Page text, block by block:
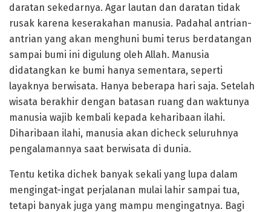
daratan sekedarnya. Agar lautan dan daratan tidak
rusak karena keserakahan manusia. Padahal antrian-
antrian yang akan menghuni bumi terus berdatangan
sampai bumi ini digulung oleh Allah. Manusia
didatangkan ke bumi hanya sementara, seperti
layaknya berwisata. Hanya beberapa hari saja. Setelah
wisata berakhir dengan batasan ruang dan waktunya
manusia wajib kembali kepada keharibaan ilahi.
Diharibaan ilahi, manusia akan dicheck seluruhnya
pengalamannya saat berwisata di dunia.
Tentu ketika dichek banyak sekali yang lupa dalam
mengingat-ingat perjalanan mulai lahir sampai tua,
tetapi banyak juga yang mampu mengingatnya. Bagi